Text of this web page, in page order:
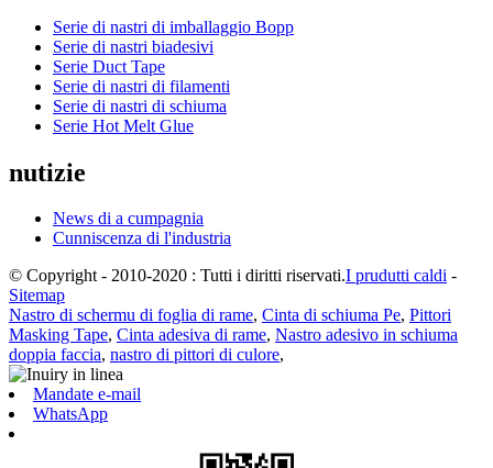
Serie di nastri di imballaggio Bopp
Serie di nastri biadesivi
Serie Duct Tape
Serie di nastri di filamenti
Serie di nastri di schiuma
Serie Hot Melt Glue
nutizie
News di a cumpagnia
Cunniscenza di l'industria
© Copyright - 2010-2020 : Tutti i diritti riservati.I prudutti caldi -
Sitemap
Nastro di schermu di foglia di rame, Cinta di schiuma Pe, Pittori
Masking Tape, Cinta adesiva di rame, Nastro adesivo in schiuma
doppia faccia, nastro di pittori di culore,
Mandate e-mail
WhatsApp